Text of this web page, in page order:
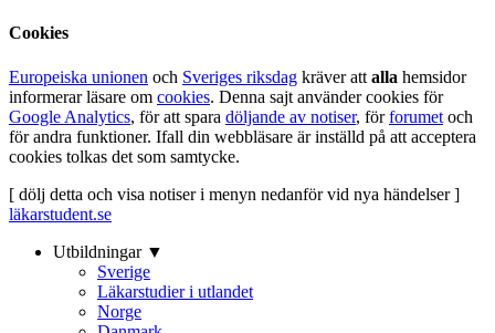
Cookies
Europeiska unionen och Sveriges riksdag kräver att alla hemsidor
informerar läsare om cookies. Denna sajt använder cookies för
Google Analytics, för att spara döljande av notiser, förforumet och
för andra funktioner. Ifall din webbläsare är inställd på att acceptera
cookies tolkas det som samtycke.
[ dölj detta och visa notiser i menyn nedanför vid nya händelser ]
läkarstudent.se
Utbildningar ▼
Sverige
Läkarstudier i utlandet
Norge